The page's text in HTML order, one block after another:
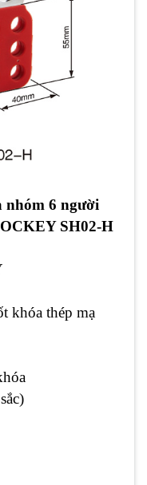
nhóm 6 người
SH02-H
khóa thép mạ